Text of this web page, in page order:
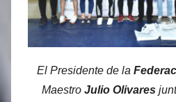
El Presidente de la
Maestro Julio Olivares